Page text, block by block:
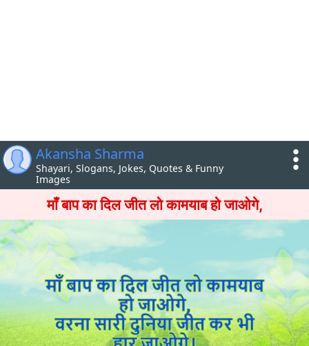
Akansha Sharma
Shayari, Slogans, Jokes, Quotes & Funny
Images
माँ बाप का दिल जीत लो कामयाब हो जाओगे,